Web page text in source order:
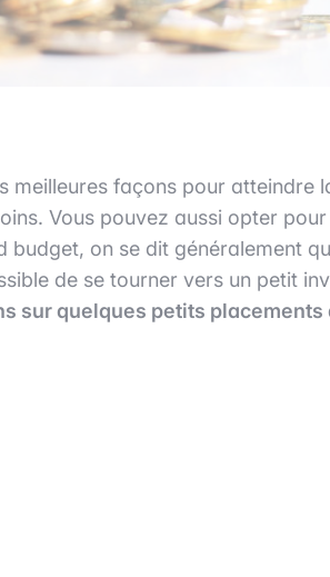
meilleures façons pour atteindre
Vous pouvez aussi opter
budget, on se dit généralement
de se tourner vers un petit
sur quelques petits placements